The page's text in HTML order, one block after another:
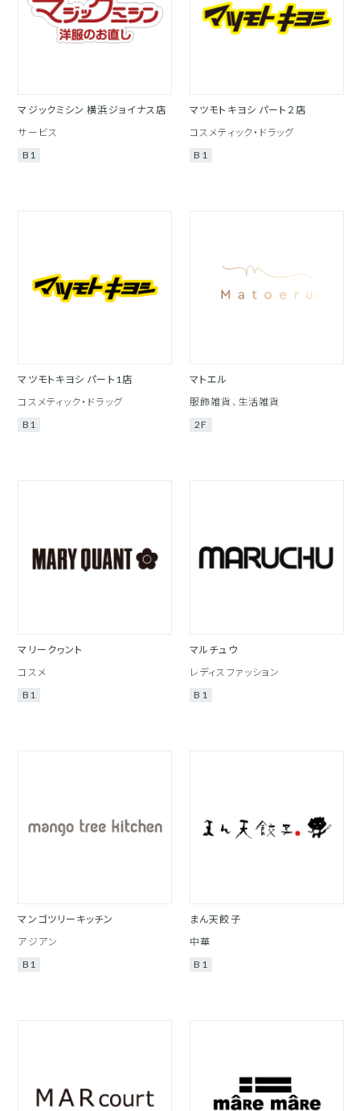
マジックミシン 横浜ジョイナス店
サービス
B1
マツモトキヨシ パート２店
コスメティック・ドラッグ
B1
マツモトキヨシ パート1店
コスメティック・ドラッグ
B1
マトエル
服飾雑貨、生活雑貨
2F
マリークヮント
コスメ
B1
マルチュウ
レディスファッション
B1
マンゴツリーキッチン
アジアン
B1
まん天餃子
中華
B1